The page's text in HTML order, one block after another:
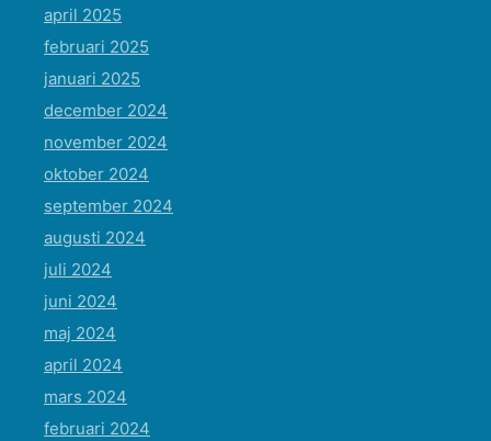
april 2025
februari 2025
januari 2025
december 2024
november 2024
oktober 2024
september 2024
augusti 2024
juli 2024
juni 2024
maj 2024
april 2024
mars 2024
februari 2024